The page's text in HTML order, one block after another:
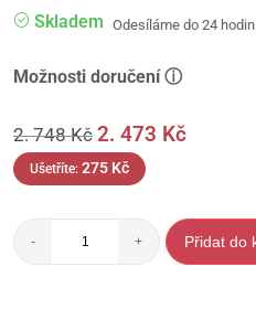
Skladem Odesíláme do 24 hodin.
Možnosti doručení ⓘ
2. 748Kč 2. 473 Kč
Ušetříte: 275 Kč
- + Přidat do